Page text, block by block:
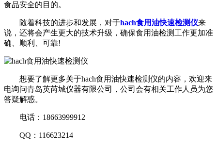
食品安全的目的。
随着科技的进步和发展，对于hach食用油快速检测仪来
说，还将会产生更大的技术升级，确保食用油检测工作更加准
确、顺利、可靠!
想要了解更多关于hach食用油快速检测仪的内容，欢迎来
电询问青岛英芮城仪器有限公司，公司会有相关工作人员为您
答疑解惑。
电话：18663999912
QQ：116623214